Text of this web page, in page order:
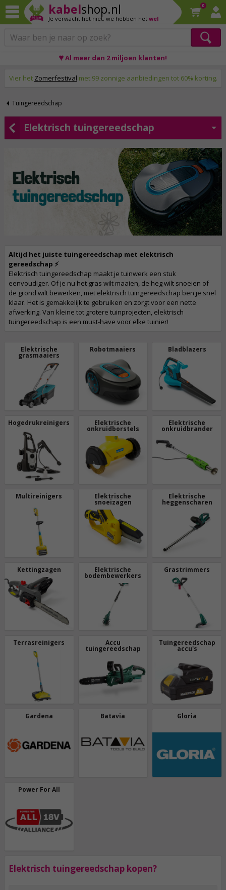
kabelshop.nl
Je verwacht het niet, we hebben het wel
0
♥ Al meer dan 2 miljoen klanten!
Vier het Zomerfestival met 99 zonnige aanbiedingen tot 60% korting.
Tuingereedschap
Elektrisch tuingereedschap
Altijd het juiste tuingereedschap met elektrisch
gereedschap ⚡
Elektrisch tuingereedschap maakt je tuinwerk een stuk
eenvoudiger. Of je nu het gras wilt maaien, de heg wilt snoeien of
de grond wilt bewerken, met elektrisch tuingereedschap ben je snel
klaar. Het is gemakkelijk te gebruiken en zorgt voor een nette
afwerking. Van kleine tot grotere tuinprojecten, elektrisch
tuingereedschap is een must-have voor elke tuinier!
Elektrische
grasmaaiers
Robotmaaiers Bladblazers
Hogedrukreinigers Elektrische
onkruidborstels
Elektrische
onkruidbrander
Multireinigers Elektrische
snoeizagen
Elektrische
heggenscharen
Kettingzagen Elektrische
bodembewerkers
Grastrimmers
Terrasreinigers Accu
tuingereedschap
Tuingereedschap
accu's
Gardena Batavia Gloria
Power For All
Elektrisch tuingereedschap kopen?